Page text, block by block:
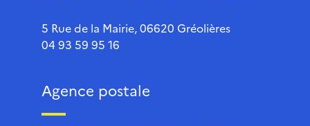
5 Rue de la Mairie, 06620 Gréolières
04 93 59 95 16
Agence postale